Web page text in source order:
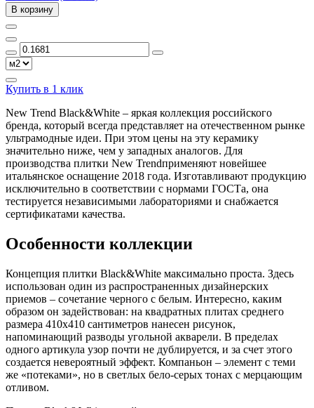
В корзину
Купить в 1 клик
New Trend Black&White – яркая коллекция российского
бренда, который всегда представляет на отечественном рынке
ультрамодные идеи. При этом цены на эту керамику
значительно ниже, чем у западных аналогов. Для
производства плитки New Trendприменяют новейшее
итальянское оснащение 2018 года. Изготавливают продукцию
исключительно в соответствии с нормами ГОСТа, она
тестируется независимыми лабораториями и снабжается
сертификатами качества.
Особенности коллекции
Концепция плитки Black&White максимально проста. Здесь
использован один из распространенных дизайнерских
приемов – сочетание черного с белым. Интересно, каким
образом он задействован: на квадратных плитах среднего
размера 410x410 сантиметров нанесен рисунок,
напоминающий разводы угольной акварели. В пределах
одного артикула узор почти не дублируется, и за счет этого
создается невероятный эффект. Компаньон – элемент с теми
же «потеками», но в светлых бело-серых тонах с мерцающим
отливом.